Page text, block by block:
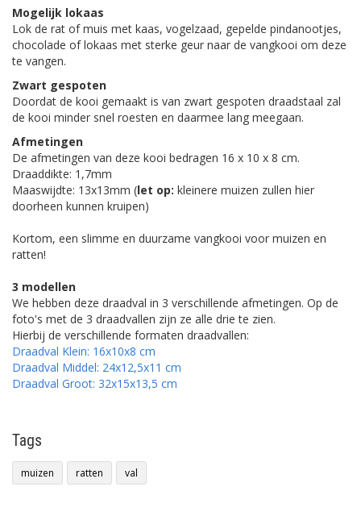
Mogelijk lokaas
Lok de rat of muis met kaas, vogelzaad, gepelde pindanootjes,
chocolade of lokaas met sterke geur naar de vangkooi om deze
te vangen.
Zwart gespoten
Doordat de kooi gemaakt is van zwart gespoten draadstaal zal
de kooi minder snel roesten en daarmee lang meegaan.
Afmetingen
De afmetingen van deze kooi bedragen 16 x 10 x 8 cm.
Draaddikte: 1,7mm
Maaswijdte: 13x13mm (let op: kleinere muizen zullen hier
doorheen kunnen kruipen)
Kortom, een slimme en duurzame vangkooi voor muizen en
ratten!
3 modellen
We hebben deze draadval in 3 verschillende afmetingen. Op de
foto's met de 3 draadvallen zijn ze alle drie te zien.
Hierbij de verschillende formaten draadvallen:
Draadval Klein: 16x10x8 cm
Draadval Middel: 24x12,5x11 cm
Draadval Groot: 32x15x13,5 cm
Tags
muizen ratten val